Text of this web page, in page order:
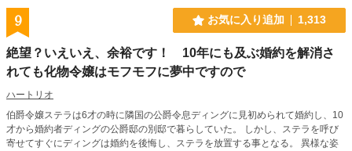
が、クロエの前では顔を真っ赤にする極度の甘党で……？ ​
「ク、クロエ……明日も君の焼いたクッキーを……いや、君
出したら、国ごと消し炭にするぞ辺境伯？」 ​無自覚チートな
クロエの作るアイテムは辺境を救い、やがて王都のクソ家族
不遇だった令嬢は幸せなスローライフを歩み始める！
9 お気に入り追加 1,313
絶望？いえいえ、余裕です！ 10年にも及ぶ婚約を解消さ
れても化物令嬢はモフモフに夢中ですので
ハートリオ
伯爵令嬢ステラは6才の時に隣国の公爵令息ディングに見初められて婚約し、10
才から婚約者ディングの公爵邸の別邸で暮らしていた。 しかし、ステラを呼び
寄せてすぐにディングは婚約を後悔し、ステラを放置する事となる。 異様な姿